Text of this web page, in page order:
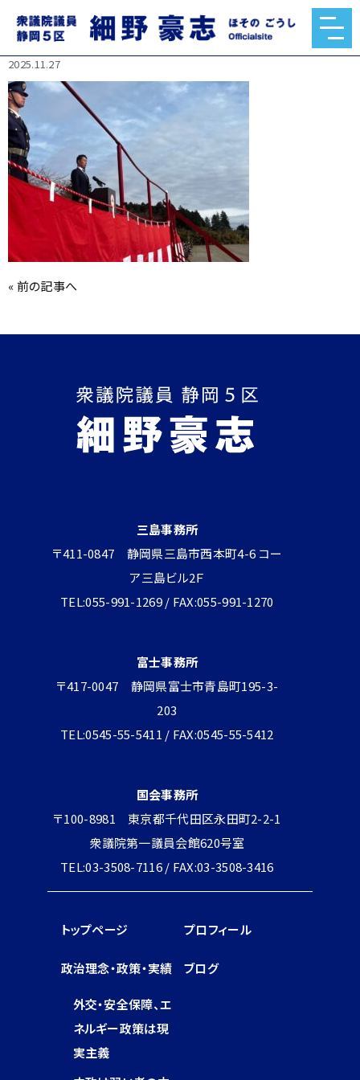
588654904_1228986785710279_59806059050577
17347_n.jpg
2025.11.27
«前の記事へ
三島事務所
〒411-0847 静岡県三島市西本町4-6 コー
ア三島ビル2Ｆ
TEL:055-991-1269 / FAX:055-991-1270
富士事務所
〒417-0047 静岡県富士市青島町195-3-
203
TEL:0545-55-5411 / FAX:0545-55-5412
国会事務所
〒100-8981 東京都千代田区永田町2-2-1
衆議院第一議員会館620号室
TEL:03-3508-7116 / FAX:03-3508-3416
トップページ プロフィール
政治理念・政策・実績
外交・安全保障、エ
ネルギー政策は現
実主義
ブログ